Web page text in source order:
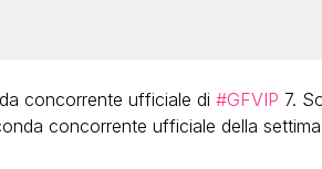
concorrente ufficiale di #GFVIP 7.
concorrente ufficiale della